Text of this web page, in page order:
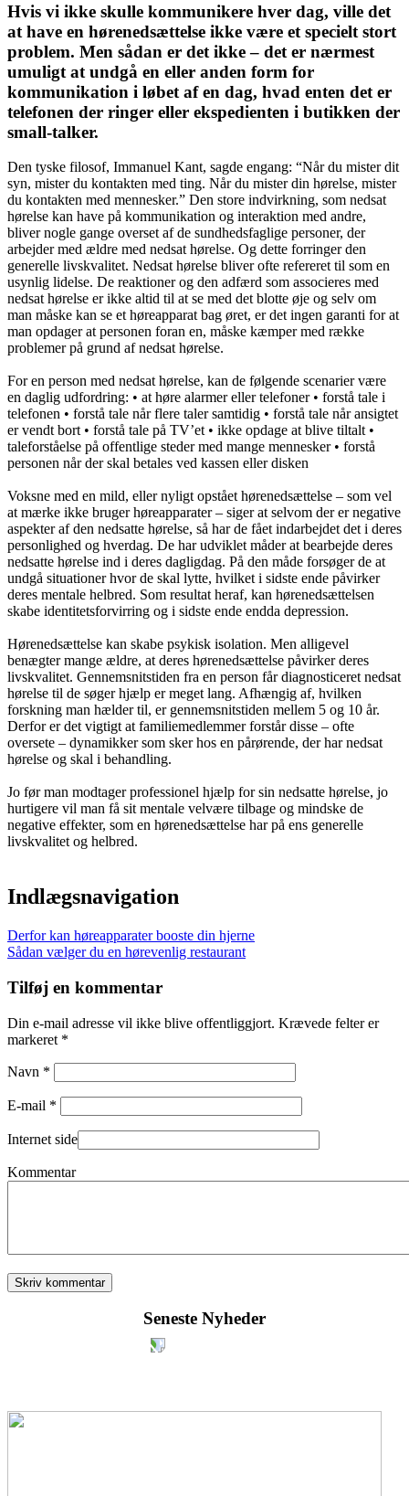
Hvis vi ikke skulle kommunikere hver dag, ville det
at have en hørenedsættelse ikke være et specielt stort
problem. Men sådan er det ikke – det er nærmest
umuligt at undgå en eller anden form for
kommunikation i løbet af en dag, hvad enten det er
telefonen der ringer eller ekspedienten i butikken der
small-talker.
Den tyske filosof, Immanuel Kant, sagde engang: “Når du mister dit
syn, mister du kontakten med ting. Når du mister din hørelse, mister
du kontakten med mennesker.” Den store indvirkning, som nedsat
hørelse kan have på kommunikation og interaktion med andre,
bliver nogle gange overset af de sundhedsfaglige personer, der
arbejder med ældre med nedsat hørelse. Og dette forringer den
generelle livskvalitet. Nedsat hørelse bliver ofte refereret til som en
usynlig lidelse. De reaktioner og den adfærd som associeres med
nedsat hørelse er ikke altid til at se med det blotte øje og selv om
man måske kan se et høreapparat bag øret, er det ingen garanti for at
man opdager at personen foran en, måske kæmper med række
problemer på grund af nedsat hørelse.
For en person med nedsat hørelse, kan de følgende scenarier være
en daglig udfordring: • at høre alarmer eller telefoner • forstå tale i
telefonen • forstå tale når flere taler samtidig • forstå tale når ansigtet
er vendt bort • forstå tale på TV’et • ikke opdage at blive tiltalt •
taleforståelse på offentlige steder med mange mennesker • forstå
personen når der skal betales ved kassen eller disken
Voksne med en mild, eller nyligt opstået hørenedsættelse – som vel
at mærke ikke bruger høreapparater – siger at selvom der er negative
aspekter af den nedsatte hørelse, så har de fået indarbejdet det i deres
personlighed og hverdag. De har udviklet måder at bearbejde deres
nedsatte hørelse ind i deres dagligdag. På den måde forsøger de at
undgå situationer hvor de skal lytte, hvilket i sidste ende påvirker
deres mentale helbred. Som resultat heraf, kan hørenedsættelsen
skabe identitetsforvirring og i sidste ende endda depression.
Hørenedsættelse kan skabe psykisk isolation. Men alligevel
benægter mange ældre, at deres hørenedsættelse påvirker deres
livskvalitet. Gennemsnitstiden fra en person får diagnosticeret nedsat
hørelse til de søger hjælp er meget lang. Afhængig af, hvilken
forskning man hælder til, er gennemsnitstiden mellem 5 og 10 år.
Derfor er det vigtigt at familiemedlemmer forstår disse – ofte
oversete – dynamikker som sker hos en pårørende, der har nedsat
hørelse og skal i behandling.
Jo før man modtager professionel hjælp for sin nedsatte hørelse, jo
hurtigere vil man få sit mentale velvære tilbage og mindske de
negative effekter, som en hørenedsættelse har på ens generelle
livskvalitet og helbred.
Indlægsnavigation
Derfor kan høreapparater booste din hjerne
Sådan vælger du en hørevenlig restaurant
Tilføj en kommentar
Din e-mail adresse vil ikke blive offentliggjort. Krævede felter er
markeret *
Navn *
E-mail *
Internet side
Kommentar
Seneste Nyheder